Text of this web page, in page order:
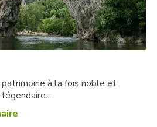
patrimoine à la fois noble et